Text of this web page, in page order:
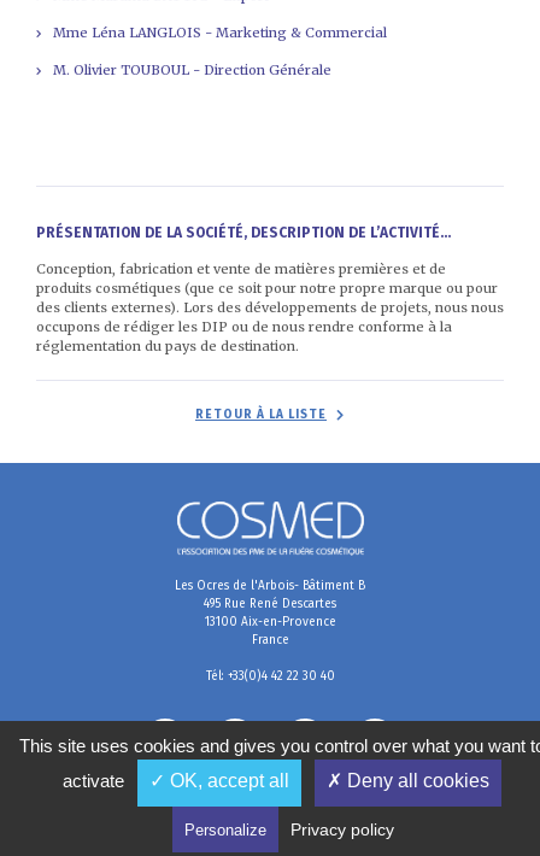
Mme Léna LANGLOIS - Marketing & Commercial
M. Olivier TOUBOUL - Direction Générale
PRÉSENTATION DE LA SOCIÉTÉ, DESCRIPTION DE L’ACTIVITÉ...
Conception, fabrication et vente de matières premières et de
produits cosmétiques (que ce soit pour notre propre marque ou pour
des clients externes). Lors des développements de projets, nous nous
occupons de rédiger les DIP ou de nous rendre conforme à la
réglementation du pays de destination.
RETOUR À LA LISTE
Les Ocres de l'Arbois- Bâtiment B
495 Rue René Descartes
13100 Aix-en-Provence
France
Tél: +33(0)4 42 22 30 40
Conditions générales de vente Politique de confidentialité
This site uses cookies and gives you control over what you want
activate
✓ OK, accept all ✗ Deny all cookies
Personalize Privacy policy